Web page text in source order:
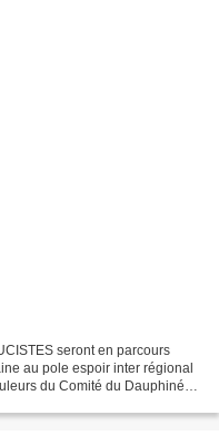
seront en parcours
au pole espoir inter régional
du Comité du Dauphiné